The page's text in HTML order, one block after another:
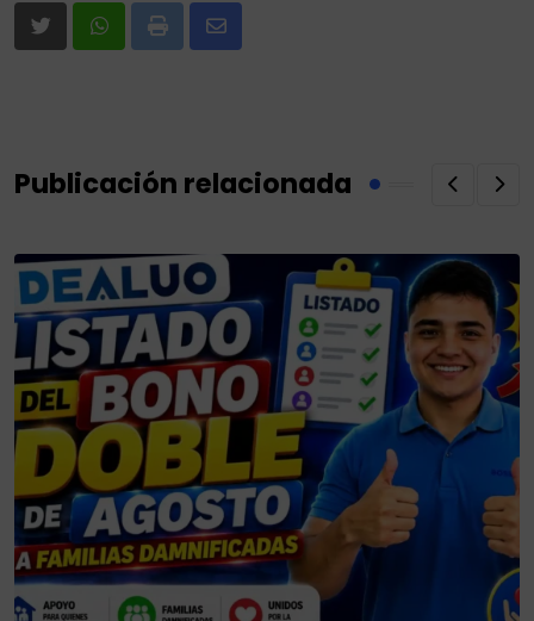
Print
Share
Publicación relacionada